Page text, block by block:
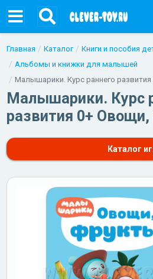
Главная Каталог
Книги и пособия
Альбомы и книжки для малышей
Малышарики. Курс раннего
Малышарики. Курс
развития 0+
Каталог